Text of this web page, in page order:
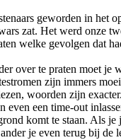
geworden in het
zat. Het werd onze
welke gevolgen dat
over te praten moet je
zijn immers
woorden zijn
even een time-out
komt te staan. Als je
je even terug bij de